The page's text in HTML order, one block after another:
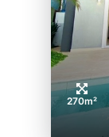
270m²